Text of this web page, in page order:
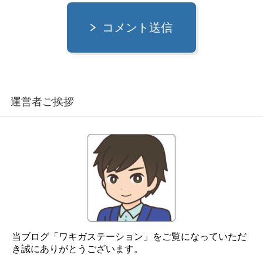
コメント送信
運営者ご挨拶
当ブログ「ワキガステーション」をご覧になっていただ
き誠にありがとうございます。